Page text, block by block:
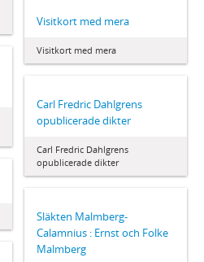
Visitkort med mera
Visitkort med mera
Carl Fredric Dahlgrens
opublicerade dikter
Carl Fredric Dahlgrens
opublicerade dikter
Släkten Malmberg-
Calamnius : Ernst och Folke
Malmberg